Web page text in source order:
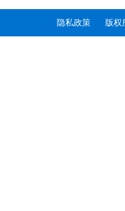
隐私政策 版权